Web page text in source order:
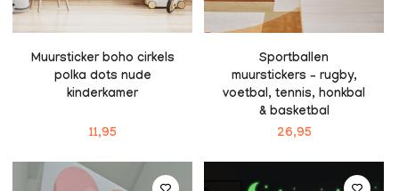
Muursticker boho cirkels
polka dots nude
kinderkamer
11,95
Sportballen
muurstickers – rugby,
voetbal, tennis, honkbal
& basketbal
26,95